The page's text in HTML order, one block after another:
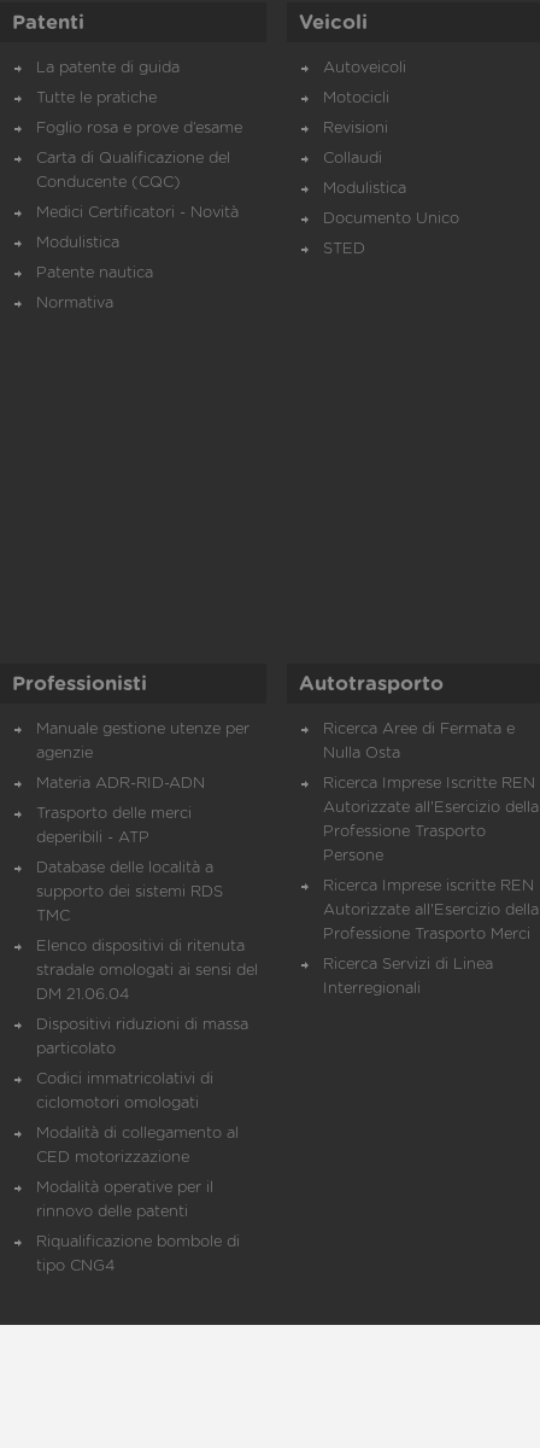
Patenti
La patente di guida
Tutte le pratiche
Foglio rosa e prove d’esame
Carta di Qualificazione del
Conducente (CQC)
Medici Certificatori - Novità
Modulistica
Patente nautica
Normativa
Veicoli
Autoveicoli
Motocicli
Revisioni
Collaudi
Modulistica
Documento Unico
STED
Professionisti
Manuale gestione utenze per
agenzie
Materia ADR-RID-ADN
Trasporto delle merci
deperibili - ATP
Database delle località a
supporto dei sistemi RDS
TMC
Elenco dispositivi di ritenuta
stradale omologati ai sensi del
DM 21.06.04
Dispositivi riduzioni di massa
particolato
Codici immatricolativi di
ciclomotori omologati
Modalità di collegamento al
CED motorizzazione
Modalità operative per il
rinnovo delle patenti
Riqualificazione bombole di
tipo CNG4
Autotrasporto
Ricerca Aree di Fermata e
Nulla Osta
Ricerca Imprese Iscritte REN
Autorizzate all'Esercizio della
Professione Trasporto
Persone
Ricerca Imprese iscritte REN
Autorizzate all'Esercizio della
Professione Trasporto Merci
Ricerca Servizi di Linea
Interregionali